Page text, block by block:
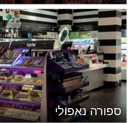
ספורה נאפולי